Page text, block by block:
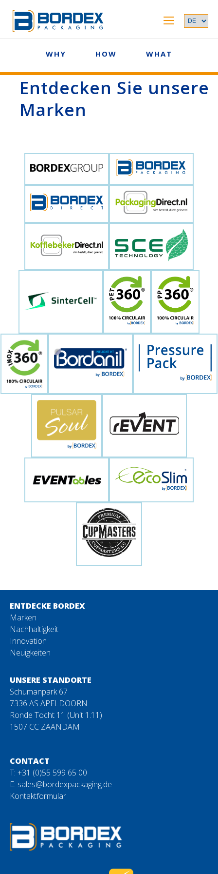
WHY HOW WHAT
Entdecken Sie unsere
Marken
ENTDECKE BORDEX
Marken
Nachhaltigkeit
Innovation
Neuigkeiten
UNSERE STANDORTE
Schumanpark 67
7336 AS APELDOORN
Ronde Tocht 11 (Unit 1.11)
1507 CC ZAANDAM
CONTACT
T: +31 (0)55 599 65 00
E: sales@bordexpackaging.de
Kontaktformular